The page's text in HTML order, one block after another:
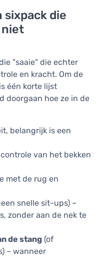
sixpack die
niet
"saaie" die echter
en kracht. Om de
één korte lijst
doorgaan hoe ze in de
belangrijk is een
van het bekken
met de rug en
snelle sit-ups) –
zonder aan de nek te
de stang (of
– wanneer